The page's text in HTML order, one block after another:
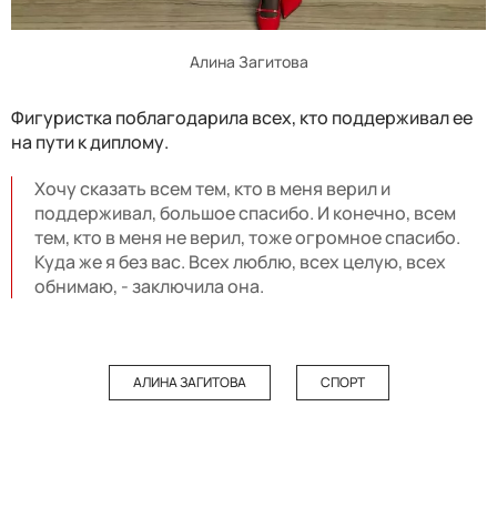
Алина Загитова
Фигуристка поблагодарила всех, кто поддерживал ее
на пути к диплому.
Хочу сказать всем тем, кто в меня верил и
поддерживал, большое спасибо. И конечно, всем
тем, кто в меня не верил, тоже огромное спасибо.
Куда же я без вас. Всех люблю, всех целую, всех
обнимаю, - заключила она.
АЛИНА ЗАГИТОВА СПОРТ